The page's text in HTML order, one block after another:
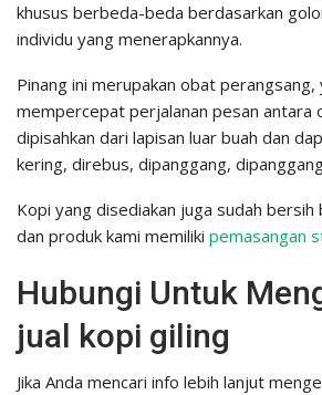
khusus berbeda-beda berdasarkan
individu yang menerapkannya.
Pinang ini merupakan obat
mempercepat perjalanan pesan antara
dipisahkan dari lapisan luar buah dan
kering, direbus, dipanggang,
Kopi yang disediakan juga sudah bersih
dan produk kami memiliki pemasangan
Hubungi Untuk
jual kopi giling
Jika Anda mencari info lebih lanjut